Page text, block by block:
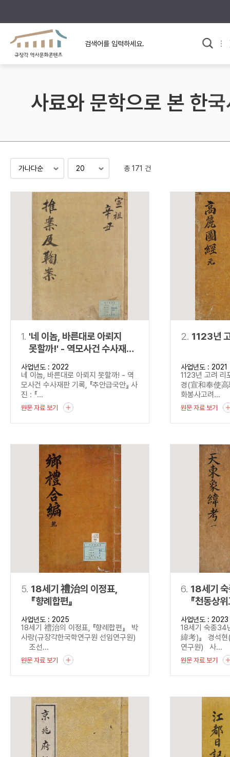
규장각의 어제와 오늘
규장각 소개영상
사료와 문학으로 본
고대
고려
조선 후기
검색 연산자 사용안내
정조 AND 정약용
“정조”와 “정약
“정조” 또는 “
NOT 정조 NOT 정약용
“정조”가 나온
료를 검색
사료와 문학으로 본 한
총 171 건
1. '네 이놈, 바른대로 아뢰지
못할까!' - 역모사건 수사재판
기록, 『추안급국안』
사업년도 : 2022
네 이놈, 바른대로 아뢰지 못할까! - 역
모사건 수사재판 기록, 『추안급국안』 사
진 : 『...
원문 자료 보기
2. 1123년
사업년도 : 2021
1123년 고려 리
경(宣和奉使高
화봉사고려...
원문 자료 보기
5. 18세기 禮治의 이정표,
『향례합편』
사업년도 : 2025
18세기 禮治의 이정표, 『향례합편』 박
사랑(규장각한국학연구원 선임연구원)
조선...
원문 자료 보기
6. 18세기
『천동상
사업년도 : 2023
18세기 숙종34
緯考)』 경석현
연구원) 사...
원문 자료 보기